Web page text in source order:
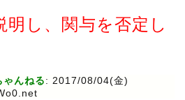
し、関与を否定し
んねる: 2017/08/04(金)